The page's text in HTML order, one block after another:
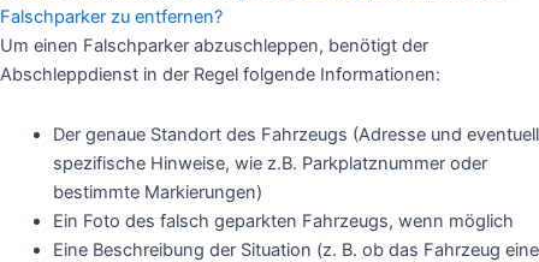
Falschparker zu entfernen?
Um einen Falschparker abzuschleppen, benötigt der
Abschleppdienst in der Regel folgende Informationen:
Der genaue Standort des Fahrzeugs (Adresse und eventuell
spezifische Hinweise, wie z.B. Parkplatznummer oder
bestimmte Markierungen)
Ein Foto des falsch geparkten Fahrzeugs, wenn möglich
Eine Beschreibung der Situation (z. B. ob das Fahrzeug eine